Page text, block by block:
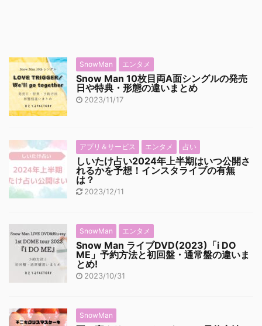
SnowMan エンタメ
Snow Man 10枚目両A面シングルの発売
日や特典・形態の違いまとめ
2023/11/17
アプリ＆サービス エンタメ 占い
しいたけ占い2024年上半期はいつ公開さ
れるかを予想！インスタライブの有無
は？
2023/12/11
SnowMan エンタメ
Snow Man ライブDVD(2023)「i DO
ME」予約方法と初回盤・通常盤の違いま
とめ!
2023/10/31
SnowMan